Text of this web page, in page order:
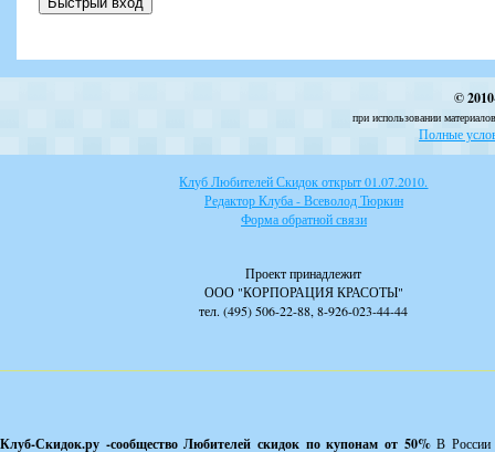
©
при использовании
Полные
Клуб Любителей Скидок открыт 01.07.2010.
Редактор Клуба - Всеволод Тюркин
Форма обратной связи
Проект принадлежит
ООО "КОРПОРАЦИЯ КРАСОТЫ"
тел. (495) 506-22-88, 8-926-023-44-44
Клуб-Скидок.ру -сообщество Любителей скидок по купонам от 50%В России